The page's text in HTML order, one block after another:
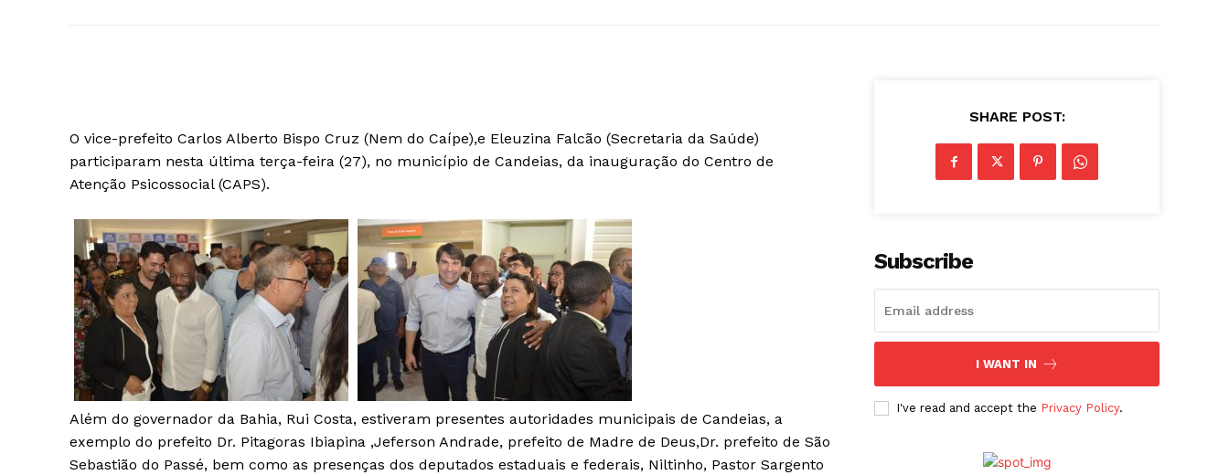
O vice-prefeito Carlos Alberto Bispo Cruz (Nem do Caípe),e Eleuzina Falcão (Secretaria da Saúde)
participaram nesta última terça-feira (27), no município de Candeias, da inauguração do Centro de
Atenção Psicossocial (CAPS).
Além do governador da Bahia, Rui Costa, estiveram presentes autoridades municipais de Candeias, a
exemplo do prefeito Dr. Pitagoras Ibiapina ,Jeferson Andrade, prefeito de Madre de Deus,Dr. prefeito de São
Sebastião do Passé, bem como as presenças dos deputados estaduais e federais, Niltinho, Pastor Sargento
SHARE POST:
Subscribe
I WANT IN
I've read and accept the Privacy Policy.